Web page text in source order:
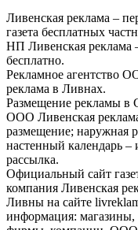
Ливенская реклама –
газета бесплатных
НП Ливенская реклама
бесплатно.
Рекламное агентство
реклама в Ливнах.
Размещение рекламы
ООО Ливенская
размещение; наружная
настенный календарь –
рассылка.
Официальный сайт
компания Ливенская
Ливны на сайте
информация: магазины,